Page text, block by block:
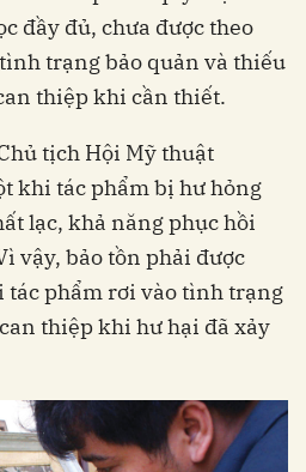
đầy đủ, chưa được theo
trạng bảo quản và thiếu
thiệp khi cần thiết.
tịch Hội Mỹ thuật
khi tác phẩm bị hư hỏng
lạc, khả năng phục hồi
vậy, bảo tồn phải được
phẩm rơi vào tình trạng
thiệp khi hư hại đã xảy